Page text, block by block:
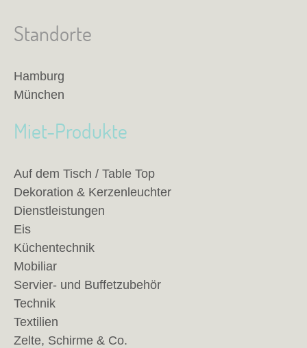
Standorte
Hamburg
München
Miet-Produkte
Auf dem Tisch / Table Top
Dekoration & Kerzenleuchter
Dienstleistungen
Eis
Küchentechnik
Mobiliar
Servier- und Buffetzubehör
Technik
Textilien
Zelte, Schirme & Co.